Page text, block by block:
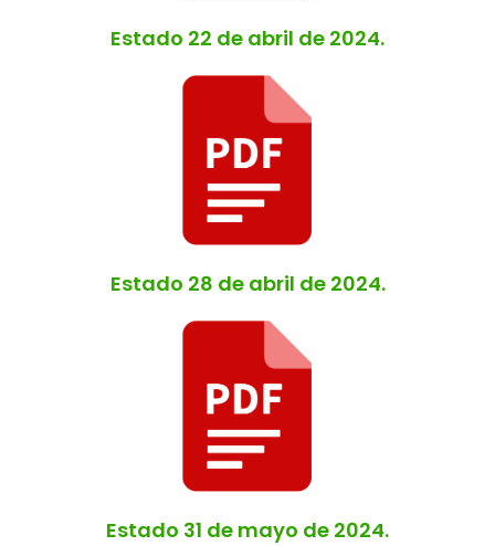
Estado 22 de abril de 2024.
Estado 28 de abril de 2024.
Estado 31 de mayo de 2024.